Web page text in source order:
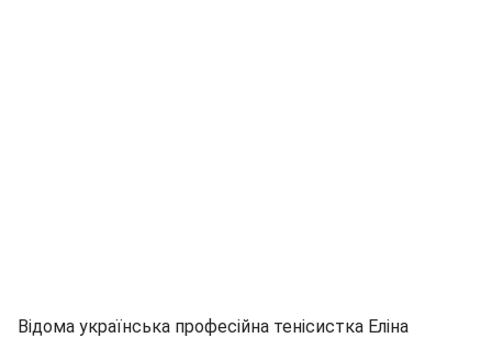
Відома українська професійна тенісистка Еліна